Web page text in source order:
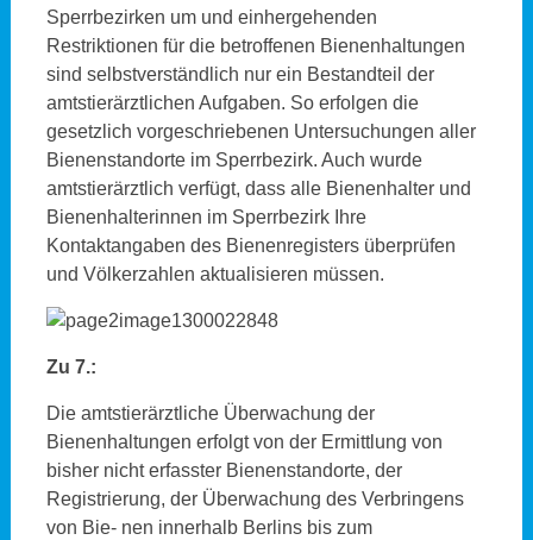
Sperrbezirken um und einhergehenden
Restriktionen für die betroffenen Bienenhaltungen
sind selbstverständlich nur ein Bestandteil der
amtstierärztlichen Aufgaben. So erfolgen die
gesetzlich vorgeschriebenen Untersuchungen aller
Bienenstandorte im Sperrbezirk. Auch wurde
amtstierärztlich verfügt, dass alle Bienenhalter und
Bienenhalterinnen im Sperrbezirk Ihre
Kontaktangaben des Bienenregisters überprüfen
und Völkerzahlen aktualisieren müssen.
Zu 7.:
Die amtstierärztliche Überwachung der
Bienenhaltungen erfolgt von der Ermittlung von
bisher nicht erfasster Bienenstandorte, der
Registrierung, der Überwachung des Verbringens
von Bie- nen innerhalb Berlins bis zum